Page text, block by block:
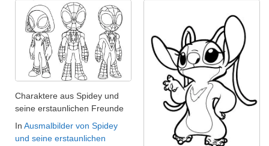
Charaktere aus Spidey und
seine erstaunlichen Freunde
In Ausmalbilder von Spidey
und seine erstaunlichen